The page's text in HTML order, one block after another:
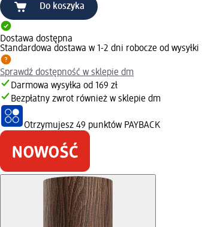
Do koszyka
Dostawa dostępna
Standardowa dostawa w 1-2 dni robocze od wysyłki
Sprawdź dostępność w sklepie dm
Darmowa wysyłka od 169 zł
Bezpłatny zwrot również w sklepie dm
Otrzymujesz 49 punktów PAYBACK